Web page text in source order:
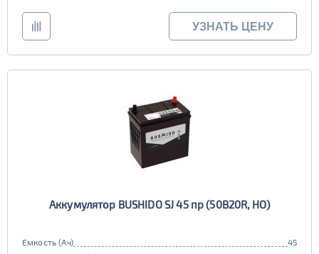
УЗНАТЬ ЦЕНУ
Аккумулятор BUSHIDO SJ 45 пр (50B20R, HO)
Емкость (Ач)
45